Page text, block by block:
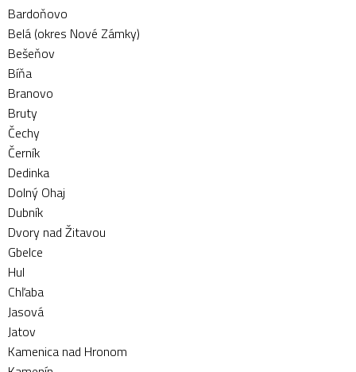
Bardoňovo
Belá (okres Nové Zámky)
Bešeňov
Bíňa
Branovo
Bruty
Čechy
Černík
Dedinka
Dolný Ohaj
Dubník
Dvory nad Žitavou
Gbelce
Hul
Chľaba
Jasová
Jatov
Kamenica nad Hronom